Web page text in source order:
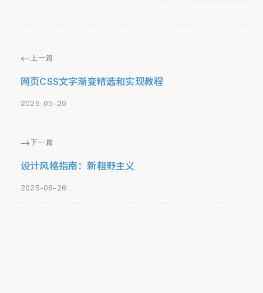
←上一篇
网页CSS文字渐变精选和实现教程
2025-05-20
→ 下一篇
设计风格指南：新粗野主义
2025-06-26